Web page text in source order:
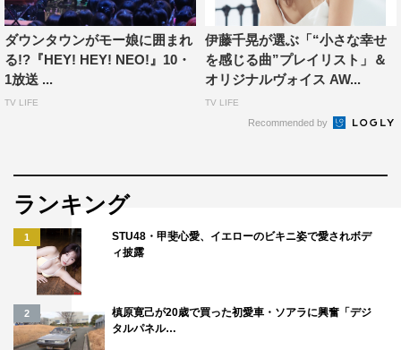
14. チャバシラタッター／オメでたい頭でなにより
15. ザ・レジスタンス／オメでたい頭でなにより
AWA：
AWA
ダウンタウンがモー娘に囲まれ
る!?『HEY! HEY! NEO!』10・
1放送 ...
TV LIFE
伊藤千晃が選ぶ「“小さな幸せ
を感じる曲”プレイリスト」＆
オリジナルヴォイス AW...
TV LIFE
Recommended by
ランキング
1
STU48・甲斐心愛、イエローのビキニ姿で愛されボデ
ィ披露
2
槙原寛己が20歳で買った初愛車・ソアラに興奮「デジ
タルパネル…